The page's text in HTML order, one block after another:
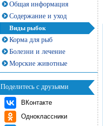
Общая информация
Содержание и уход
Виды рыбок
Корма для рыб
Болезни и лечение
Морские животные
Поделитесь с друзьями
ВКонтакте
Одноклассники